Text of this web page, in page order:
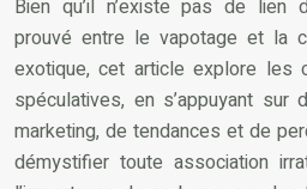
Bien qu’il n’existe pas de lien
prouvé entre le vapotage et la
exotique, cet article explore les
spéculatives, en s’appuyant
marketing, de tendances et de
démystifier toute association